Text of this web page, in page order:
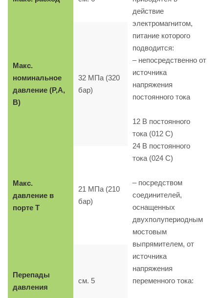
действие
электромагнитом,
питание которого
подводится:
– непосредственно от
источника
напряжения
постоянного тока
12 B постоянного
тока (012 C)
24 B постоянного
тока (024 C)
– посредством
соединителей,
оснащенных
двухполупериодным
мостовым
выпрямителем, от
источника
напряжения
переменного тока:
Макс.
номинальное
давление (P,A,
B)
32 МПа (320
бар)
Макс.
давление в
порте T
21 МПа (210
бар)
Перепады
давления
см. 5